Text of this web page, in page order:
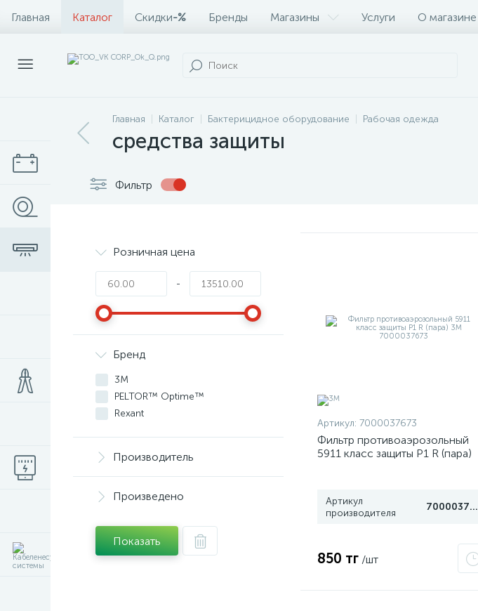
Главная Каталог Скидки-% Бренды Магазины Услуги О магазине
Главная Каталог Бактерицидное оборудование Рабочая одежда
средства защиты
Фильтр
Розничная цена
-
Бренд
3М
PELTOR™ Optime™
Rexant
Производитель
Произведено
Показать
Артикул: 7000037673
Фильтр противоаэрозольный
5911 класс защиты P1 R (пара)
Артикул
производителя
7000037673
850 тг /шт